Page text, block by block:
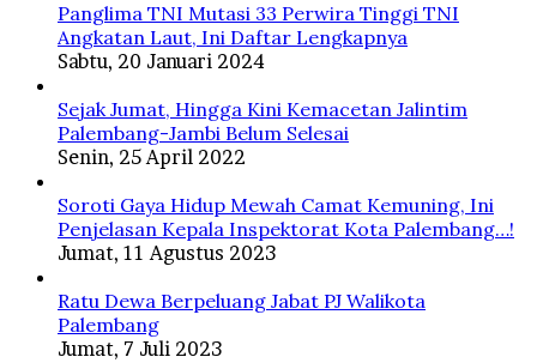
Panglima TNI Mutasi 33 Perwira Tinggi TNI
Angkatan Laut, Ini Daftar Lengkapnya
Sabtu, 20 Januari 2024
Sejak Jumat, Hingga Kini Kemacetan Jalintim
Palembang-Jambi Belum Selesai
Senin, 25 April 2022
Soroti Gaya Hidup Mewah Camat Kemuning, Ini
Penjelasan Kepala Inspektorat Kota Palembang…!
Jumat, 11 Agustus 2023
Ratu Dewa Berpeluang Jabat PJ Walikota
Palembang
Jumat, 7 Juli 2023